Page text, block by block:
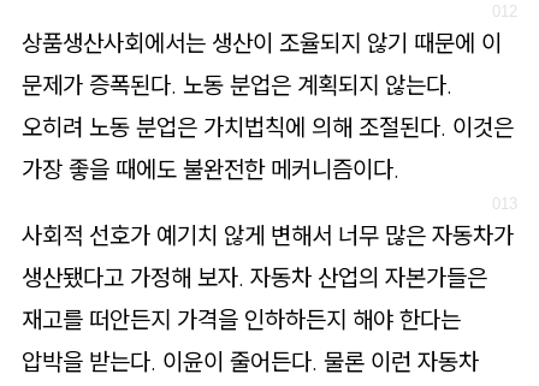
상품생산사회에서는 생산이 조율되지 않기 때문에 이
문제가 증폭된다. 노동 분업은 계획되지 않는다.
오히려 노동 분업은 가치법칙에 의해 조절된다. 이것은
가장 좋을 때에도 불완전한 메커니즘이다.
사회적 선호가 예기치 않게 변해서 너무 많은 자동차가
생산됐다고 가정해 보자. 자동차 산업의 자본가들은
재고를 떠안든지 가격을 인하하든지 해야 한다는
압박을 받는다. 이윤이 줄어든다. 물론 이런 자동차